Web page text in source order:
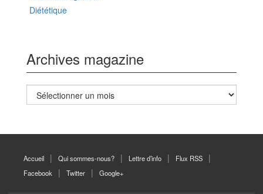
Diététique
Archives magazine
Archives
magazine
Accueil Qui sommes-nous? Lettre d’info
Flux RSS
Facebook
Twitter Google+